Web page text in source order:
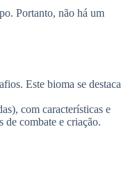
Portanto, não há um
Este bioma se destaca
com características e
de combate e criação.